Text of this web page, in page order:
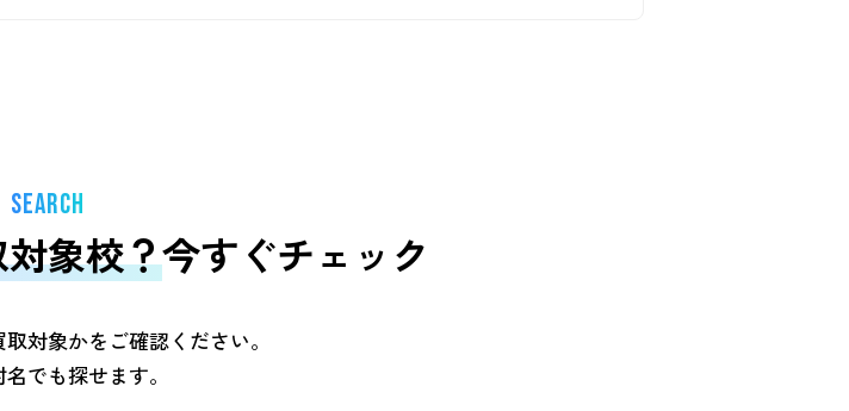
SEARCH
象校？今すぐチェック
対象かをご確認ください。
でも探せます。